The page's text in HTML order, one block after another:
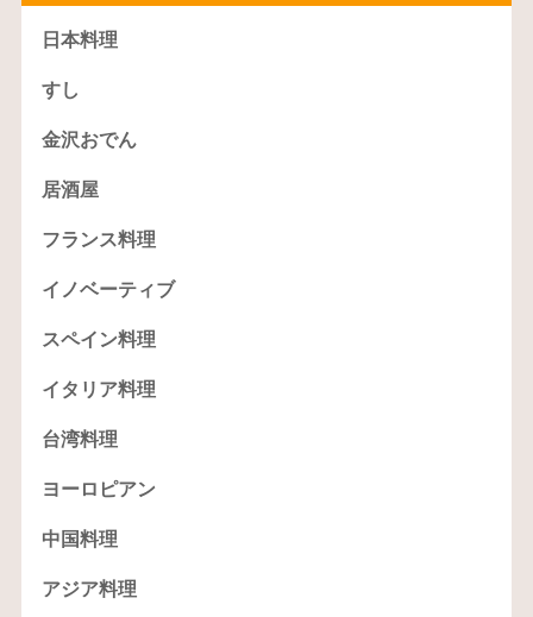
日本料理
すし
金沢おでん
居酒屋
フランス料理
イノベーティブ
スペイン料理
イタリア料理
台湾料理
ヨーロピアン
中国料理
アジア料理